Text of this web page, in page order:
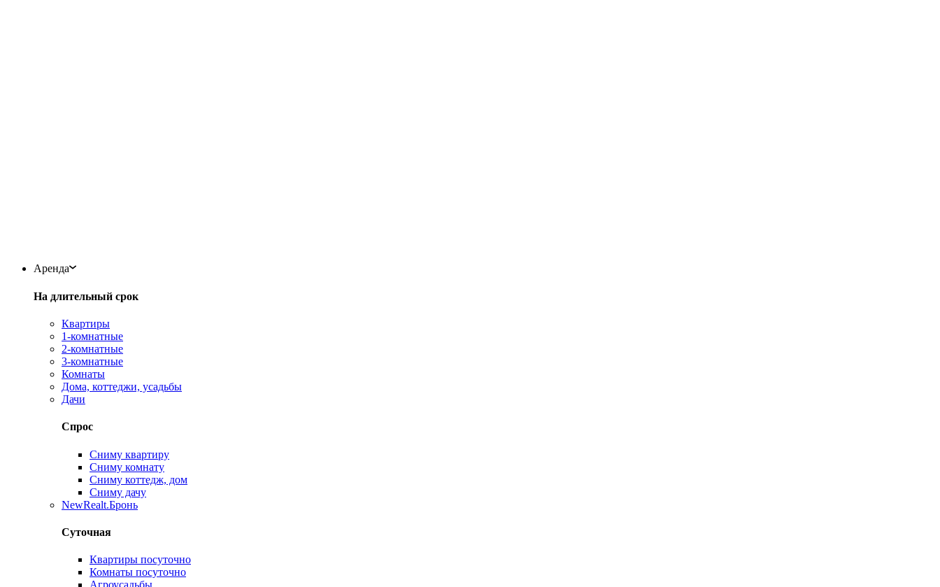
Аренда
На длительный срок
Квартиры
1-комнатные
2-комнатные
3-комнатные
Комнаты
Дома, коттеджи, усадьбы
Дачи
Спрос
Сниму квартиру
Сниму комнату
Сниму коттедж, дом
Сниму дачу
NewRealt.Бронь
Суточная
Квартиры посуточно
Комнаты посуточно
Агроусадьбы